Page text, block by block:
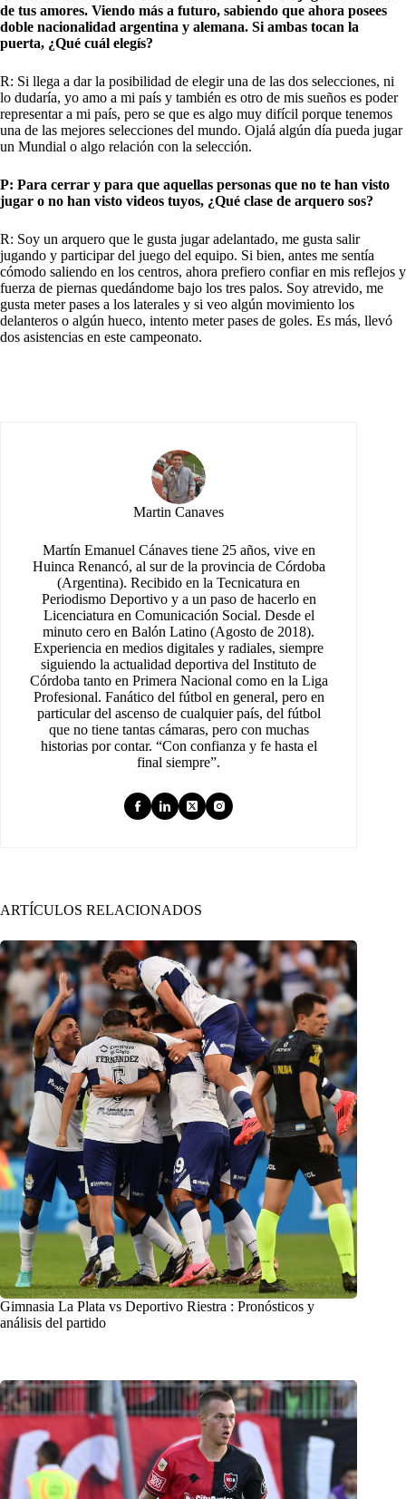
de tus amores. Viendo más a futuro, sabiendo que ahora posees
doble nacionalidad argentina y alemana. Si ambas tocan la
puerta, ¿Qué cuál elegís?
R: Si llega a dar la posibilidad de elegir una de las dos selecciones, ni
lo dudaría, yo amo a mi país y también es otro de mis sueños es poder
representar a mi país, pero se que es algo muy difícil porque tenemos
una de las mejores selecciones del mundo. Ojalá algún día pueda jugar
un Mundial o algo relación con la selección.
P: Para cerrar y para que aquellas personas que no te han visto
jugar o no han visto videos tuyos, ¿Qué clase de arquero sos?
R: Soy un arquero que le gusta jugar adelantado, me gusta salir
jugando y participar del juego del equipo. Si bien, antes me sentía
cómodo saliendo en los centros, ahora prefiero confiar en mis reflejos y
fuerza de piernas quedándome bajo los tres palos. Soy atrevido, me
gusta meter pases a los laterales y si veo algún movimiento los
delanteros o algún hueco, intento meter pases de goles. Es más, llevó
dos asistencias en este campeonato.
Martin Canaves
Martín Emanuel Cánaves tiene 25 años, vive en
Huinca Renancó, al sur de la provincia de Córdoba
(Argentina). Recibido en la Tecnicatura en
Periodismo Deportivo y a un paso de hacerlo en
Licenciatura en Comunicación Social. Desde el
minuto cero en Balón Latino (Agosto de 2018).
Experiencia en medios digitales y radiales, siempre
siguiendo la actualidad deportiva del Instituto de
Córdoba tanto en Primera Nacional como en la Liga
Profesional. Fanático del fútbol en general, pero en
particular del ascenso de cualquier país, del fútbol
que no tiene tantas cámaras, pero con muchas
historias por contar. “Con confianza y fe hasta el
final siempre”.
ARTÍCULOS RELACIONADOS
Gimnasia La Plata vs Deportivo Riestra : Pronósticos y
análisis del partido